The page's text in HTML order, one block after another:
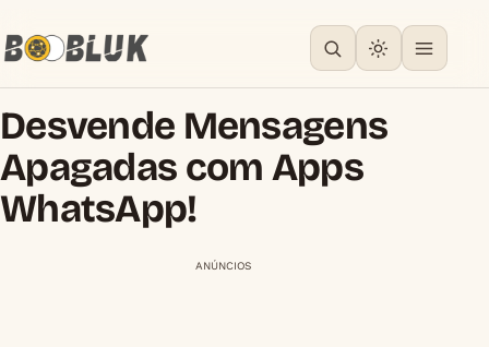
Desvende Mensagens
Apagadas com Apps
WhatsApp!
ANÚNCIOS